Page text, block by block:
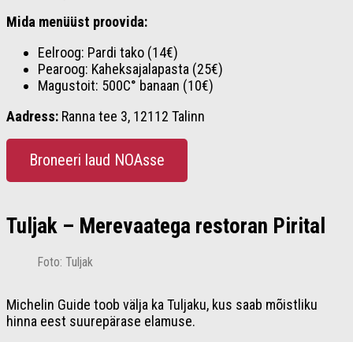
Mida menüüst proovida:
Eelroog: Pardi tako (14€)
Pearoog: Kaheksajalapasta (25€)
Magustoit: 500C° banaan (10€)
Aadress: Ranna tee 3, 12112 Talinn
Broneeri laud NOAsse
Tuljak – Merevaatega restoran Pirital
Foto: Tuljak
Michelin Guide toob välja ka Tuljaku, kus saab mõistliku
hinna eest suurepärase elamuse.